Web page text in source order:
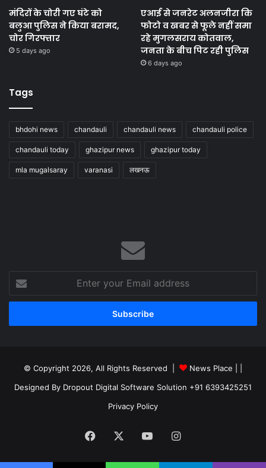
मंदिरों के चोरी गए घंटे को
बलुआ पुलिस ने किया बरामद,
चोर गिरफ्तार
5 days ago
एआई से जनरेट अलनजीरा कि
फोटो व खबर से फूले नहीं समा
रहे मुगलसराय कोतवाल,
जनता के बीच पिट रही पुलिस
6 days ago
Tags
bhdohi news chandauli chandauli news chandauli police
chandauli today ghazipur news ghazipur today
mla mugalsaray varanasi लखनऊ
your
Email
© Copyright 2026, All Rights Reserved | News Place |
Designed By Dropout Digital Software Solution +91 6393425251
Privacy Policy
Facebook YouTubeInstagram